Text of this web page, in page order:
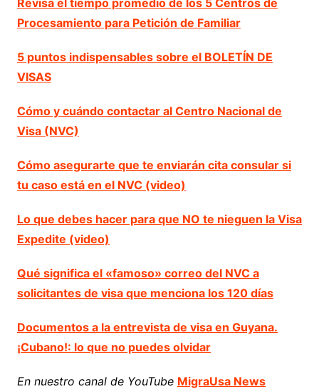
Revisa el tiempo promedio de los 5 Centros de
Procesamiento para Petición de Familiar
5 puntos indispensables sobre el BOLETÍN DE
VISAS
Cómo y cuándo contactar al Centro Nacional de
Visa (NVC)
Cómo asegurarte que te enviarán cita consular si
tu caso está en el NVC (video)
Lo que debes hacer para que NO te nieguen la Visa
Expedite (video)
Qué significa el «famoso» correo del NVC a
solicitantes de visa que menciona los 120 días
Documentos a la entrevista de visa en Guyana.
¡Cubano!: lo que no puedes olvidar
En nuestro canal de YouTube MigraUsa News